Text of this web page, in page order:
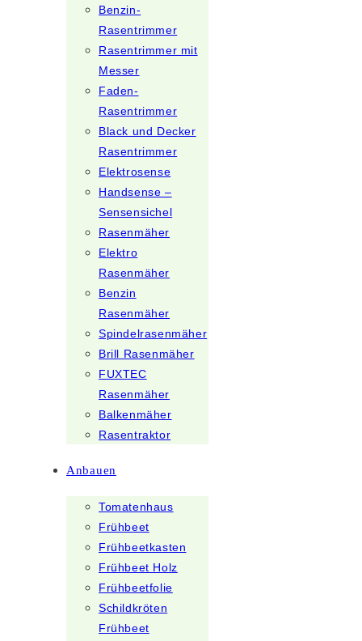
Benzin-
Rasentrimmer
Rasentrimmer mit
Messer
Faden-
Rasentrimmer
Black und Decker
Rasentrimmer
Elektrosense
Handsense –
Sensensichel
Rasenmäher
Elektro
Rasenmäher
Benzin
Rasenmäher
Spindelrasenmäher
Brill Rasenmäher
FUXTEC
Rasenmäher
Balkenmäher
Rasentraktor
Anbauen
Tomatenhaus
Frühbeet
Frühbeetkasten
Frühbeet Holz
Frühbeetfolie
Schildkröten
Frühbeet